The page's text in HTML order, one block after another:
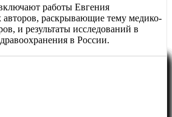
работы Евгения
раскрывающие тему медико-
и результаты исследований в
в России.